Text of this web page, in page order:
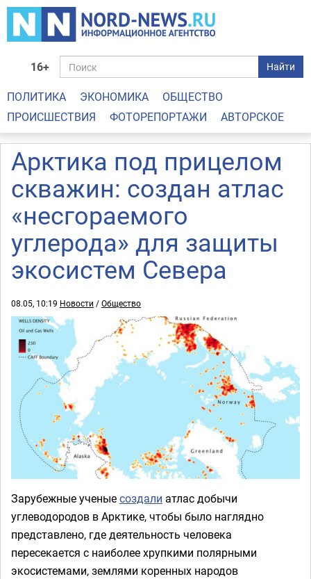
16+ Найти
ПОЛИТИКА ЭКОНОМИКА
ОБЩЕСТВО
ПРОИСШЕСТВИЯ
ФОТОРЕПОРТАЖИ АВТОРСКОЕ
Арктика под прицелом
скважин: создан атлас
«несгораемого
углерода» для защиты
экосистем Севера
08.05, 10:19 Новости /Общество
Зарубежные ученыесоздали атлас добычи
углеводородов в Арктике, чтобы было наглядно
представлено, где деятельность человека
пересекается с наиболее хрупкими полярными
экосистемами, землями коренных народов